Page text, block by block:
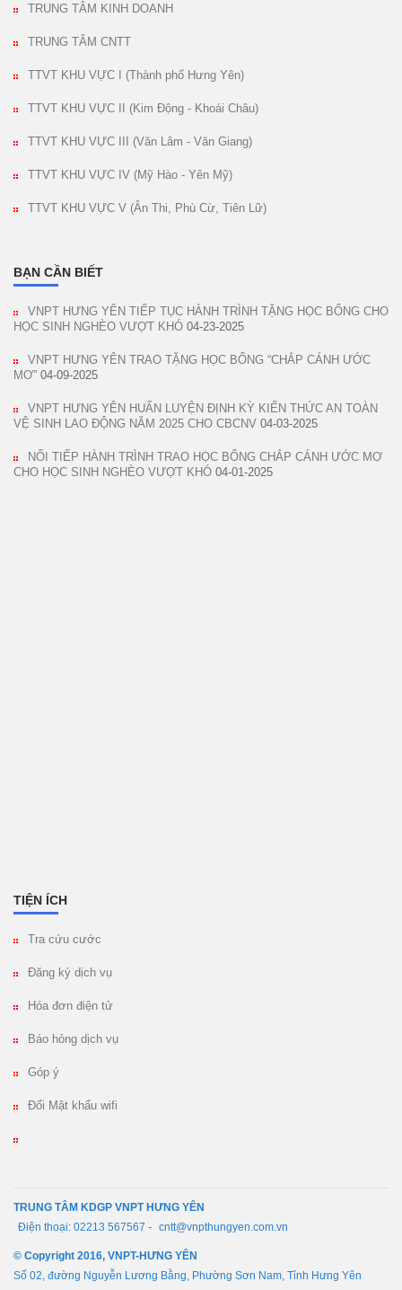
TRUNG TÂM KINH DOANH
TRUNG TÂM CNTT
TTVT KHU VỰC I (Thành phố Hưng Yên)
TTVT KHU VỰC II (Kim Động - Khoái Châu)
TTVT KHU VỰC III (Văn Lâm - Văn Giang)
TTVT KHU VỰC IV (Mỹ Hào - Yên Mỹ)
TTVT KHU VỰC V (Ân Thi, Phù Cừ, Tiên Lữ)
BẠN CẦN BIẾT
VNPT HƯNG YÊN TIẾP TỤC HÀNH TRÌNH TẶNG HỌC BỔNG CHO
HỌC SINH NGHÈO VƯỢT KHÓ 04-23-2025
VNPT HƯNG YÊN TRAO TẶNG HỌC BỔNG “CHẮP CÁNH ƯỚC
MƠ” 04-09-2025
VNPT HƯNG YÊN HUẤN LUYỆN ĐỊNH KỲ KIẾN THỨC AN TOÀN
VỆ SINH LAO ĐỘNG NĂM 2025 CHO CBCNV 04-03-2025
NỐI TIẾP HÀNH TRÌNH TRAO HỌC BỔNG CHẮP CÁNH ƯỚC MƠ
CHO HỌC SINH NGHÈO VƯỢT KHÓ 04-01-2025
TIỆN ÍCH
Tra cứu cước
Đăng ký dịch vụ
Hóa đơn điện tử
Báo hỏng dịch vụ
Góp ý
Đổi Mật khẩu wifi
TRUNG TÂM KDGP VNPT HƯNG YÊN
Điện thoại: 02213 567567 - cntt@vnpthungyen.com.vn
© Copyright 2016, VNPT-HƯNG YÊN
Số 02, đường Nguyễn Lương Bằng, Phường Sơn Nam, Tỉnh Hưng Yên